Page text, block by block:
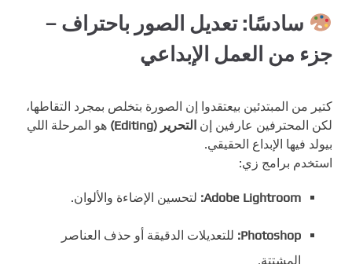
سادسًا: تعديل الصور باحتراف –
جزء من العمل الإبداعي
كتير من المبتدئين بيعتقدوا إن الصورة بتخلص بمجرد التقاطها،
لكن المحترفين عارفين إن التحرير (Editing)
هو المرحلة اللي
بيولد فيها الإبداع الحقيقي.
استخدم برامج زي:
Adobe Lightroom: لتحسين الإضاءة والألوان.
Photoshop: للتعديلات الدقيقة أو حذف العناصر
المشتتة.